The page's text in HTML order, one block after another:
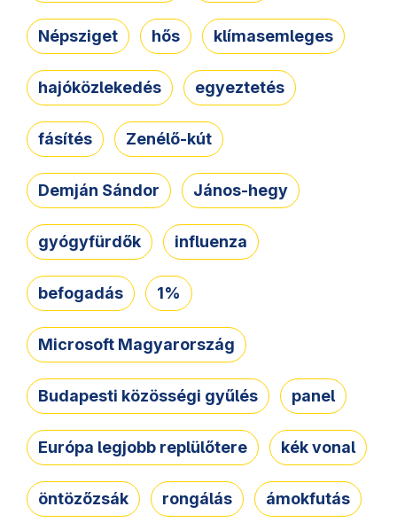
Népsziget hős klímasemleges
hajóközlekedés egyeztetés
fásítés Zenélő-kút
Demján Sándor János-hegy
gyógyfürdők influenza
befogadás 1%
Microsoft Magyarország
Budapesti közösségi gyűlés panel
Európa legjobb replülőtere kék vonal
öntözőzsák rongálás ámokfutás